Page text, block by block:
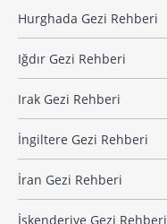
Hurghada Gezi Rehberi
Iğdır Gezi Rehberi
Irak Gezi Rehberi
İngiltere Gezi Rehberi
İran Gezi Rehberi
İskenderiye Gezi Rehberi